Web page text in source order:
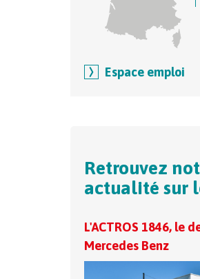
Espace emploi
Retrouvez
actualité sur
L'ACTROS 1846, le
Mercedes Benz